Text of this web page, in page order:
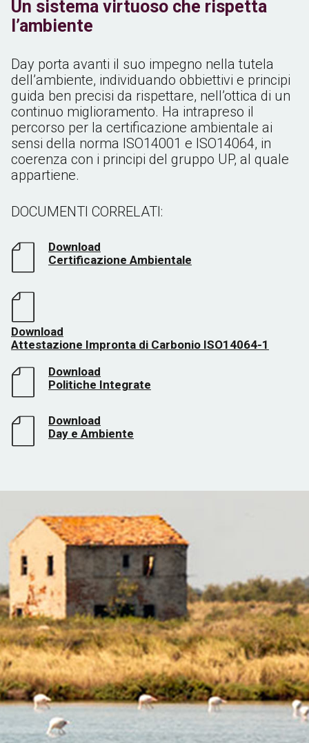
Un sistema virtuoso che rispetta
l’ambiente
Day porta avanti il suo impegno nella tutela
dell’ambiente, individuando obbiettivi e principi
guida ben precisi da rispettare, nell’ottica di un
continuo miglioramento. Ha intrapreso il
percorso per la certificazione ambientale ai
sensi della norma ISO14001 e ISO14064, in
coerenza con i principi del gruppo UP, al quale
appartiene.
DOCUMENTI CORRELATI:
Download
Certificazione Ambientale
Download
Attestazione Impronta di Carbonio ISO14064-1
Download
Politiche Integrate
Download
Day e Ambiente